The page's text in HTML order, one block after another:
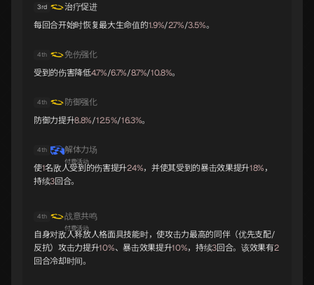
帕尔瓦蒂
C
3rd
治疗促进
每回合开始时恢复最大生命值的1.9%/2.7%/3.5%。
4th
免伤强化
受到的伤害降低4.7%/6.7%/8.7%/10.8%。
4th
防御强化
防御力提升8.8%/12.5%/16.3%。
4th 解体力场
付费活动
使1名敌人受到的伤害提升24%，并使其受到的暴击效果提升18%，
持续3回合。
4th 战意共鸣
付费活动
自身对敌人释放人格面具技能时，使攻击力最高的同伴（优先支配/
反抗）攻击力提升10%、暴击效果提升10%，持续3回合。该效果有2
回合冷却时间。